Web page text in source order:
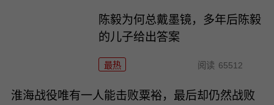
陈毅为何总戴墨镜，多年后陈毅
的儿子给出答案
最热 阅读 65512
淮海战役唯有一人能击败粟裕，最后却仍然战败